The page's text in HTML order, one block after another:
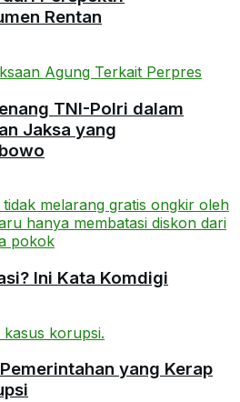
Rentan
TNI-Polri dalam
Jaksa yang
Ini Kata Komdigi
yang Kerap